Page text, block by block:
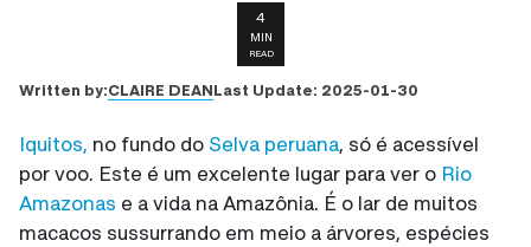
4
MIN
READ
Written by:CLAIRE DEANLast Update: 2025-01-30
Iquitos, no fundo do Selva peruana, só é acessível
por voo. Este é um excelente lugar para ver o Rio
Amazonas e a vida na Amazônia. É o lar de muitos
macacos sussurrando em meio a árvores, espécies